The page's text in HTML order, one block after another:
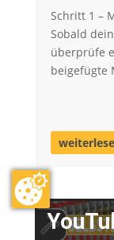
Schritt 1 –
Sobald
überprüfe
beigefügte